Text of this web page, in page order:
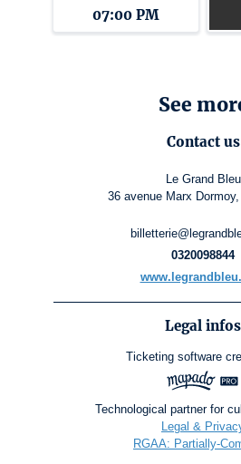
07:00 PM
See
Contact us
Le Grand Bleu
36 avenue Marx
0320098844
Legal infos
Ticketing software
Technological partner for
Legal &
RGAA: Partially-